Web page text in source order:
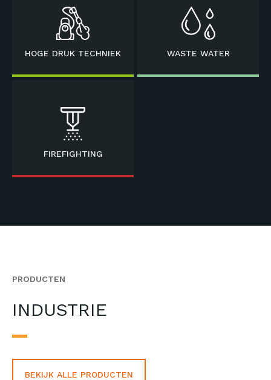
HOGE DRUK TECHNIEK WASTE WATER
FIREFIGHTING
PRODUCTEN
INDUSTRIE
BEKIJK ALLE PRODUCTEN